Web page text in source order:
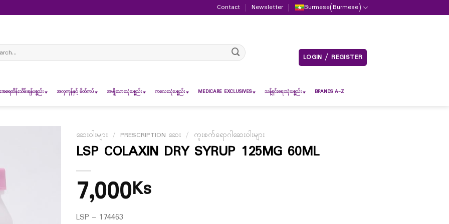
Contact Newsletter Burmese(Burmese)
LOGIN / REGISTER
ရေထိန်းသိမ်းရန်ပစ္စည်း အလှကုန်နှင့် မိတ်ကပ် အမျိုးသားသုံးပစ္စည်း ကလေးသုံးပစ္စည်း MEDICARE EXCLUSIVES သန့်ရှင်းရေးသုံးပစ္စည်း BRANDS A-Z
ဆေးဝါးများ / PRESCRIPTION ဆေး / ကူးစက်ရောဂါဆေးဝါးများ
LSP COLAXIN DRY SYRUP 125MG 60ML
7,000Ks
LSP – 174463